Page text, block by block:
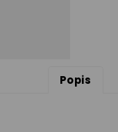
Popis